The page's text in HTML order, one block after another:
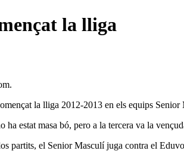
la lliga
la lliga 2012-2013 en els equips
ha estat masa bó, pero a la tercera va la
partits, el Senior Masculí juga contra el